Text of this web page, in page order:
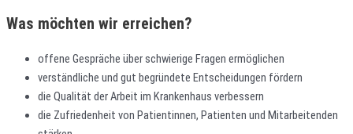
Was möchten wir erreichen?
offene Gespräche über schwierige Fragen ermöglichen
verständliche und gut begründete Entscheidungen fördern
die Qualität der Arbeit im Krankenhaus verbessern
die Zufriedenheit von Patientinnen, Patienten und Mitarbeitenden